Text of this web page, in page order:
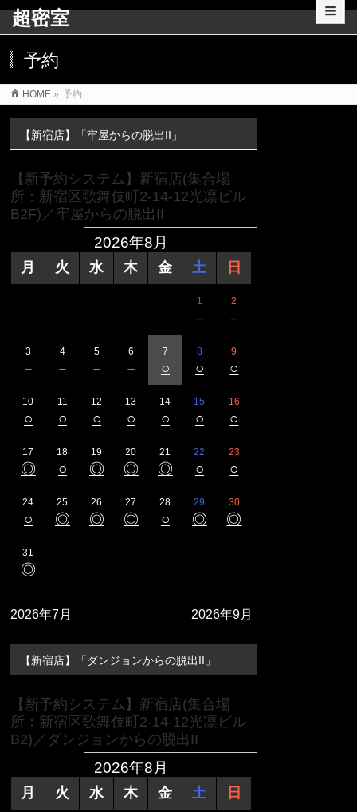
超密室
予約
HOME » 予約
【新宿店】「牢屋からの脱出II」
【新予約システム】新宿店(集合場
所：新宿区歌舞伎町2-14-12光凛ビル
B2F)／牢屋からの脱出II
2026年8月
月 火 水 木 金 土 日
1
－
2
－
3
－
4
－
5
－
6
－
7
○
8
○
9
○
10
○
11
○
12
○
13
○
14
○
15
○
16
○
17
◎
18
○
19
◎
20
◎
21
◎
22
○
23
○
24
○
25
◎
26
◎
27
◎
28
○
29
◎
30
◎
31
◎
2026年7月 2026年9月
【新宿店】「ダンジョンからの脱出II」
【新予約システム】新宿店(集合場
所：新宿区歌舞伎町2-14-12光凛ビル
B2)／ダンジョンからの脱出II
2026年8月
月 火 水 木 金 土 日